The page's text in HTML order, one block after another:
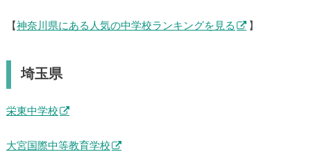
【 神奈川県にある人気の中学校ランキングを見る 】
埼玉県
栄東中学校
大宮国際中等教育学校